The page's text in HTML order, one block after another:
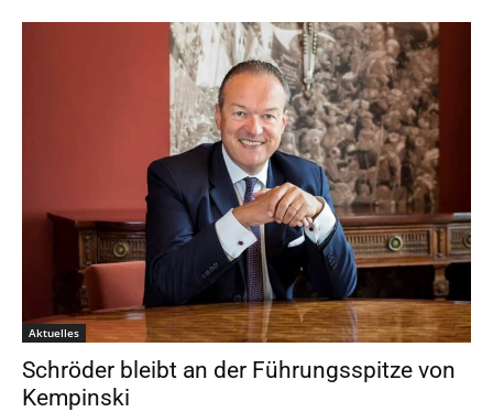
Aktuelles
Schröder bleibt an der Führungsspitze von
Kempinski